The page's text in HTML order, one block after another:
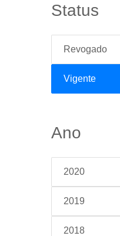
Status
Revogado
Vigente
Ano
2020
2019
2018